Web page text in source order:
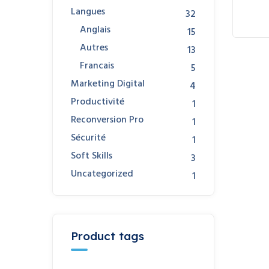
Langues
32
Anglais
15
Autres
13
Francais
5
Marketing Digital
4
Productivité
1
Reconversion Pro
1
Sécurité
1
Soft Skills
3
Uncategorized
1
Product tags